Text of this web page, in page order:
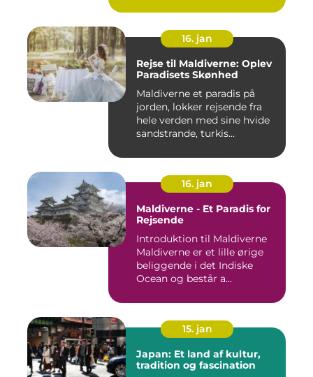
16. jan
Rejse til Maldiverne: Oplev
Paradisets Skønhed
Maldiverne et paradis på
jorden, lokker rejsende fra
hele verden med sine hvide
sandstrande, turkis...
16. jan
Maldiverne - Et Paradis for
Rejsende
Introduktion til Maldiverne
Maldiverne er et lille ørige
beliggende i det Indiske
Ocean og består a...
15. jan
Japan: Et land af kultur,
tradition og fascination